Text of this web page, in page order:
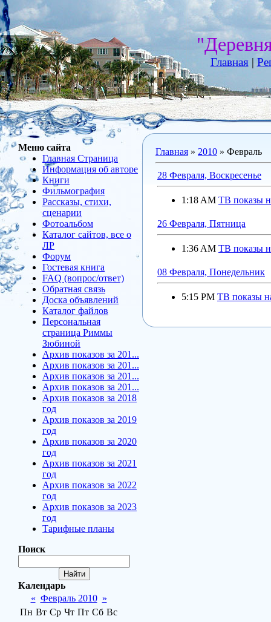
Главная|
Меню сайта
Главная Страница
Информация об авторе
Книги
Фильмография
Рассказы, стихи,
сценарии
Фотоальбом
Каталог сайтов, все о
ЛР
Форум
Гостевая книга
FAQ (вопрос/ответ)
Обратная связь
Доска объявлений
Каталог файлов
Персональная
страница Риммы
Зюбиной
Архив показов за 201...
Архив показов за 201...
Архив показов за 201...
Архив показов за 201...
Архив показов за 2018
год
Архив показов за 2019
год
Архив показов за 2020
год
Архив показов за 2021
год
Архив показов за 2022
год
Архив показов за 2023
год
Тарифные планы
Поиск
Календарь
« Февраль 2010 »
Пн Вт Ср Чт Пт Сб Вс
Главная » 2010 » Февраль
28 Февраля, Воскресенье
1:18 AM ТВ показы
26 Февраля, Пятница
1:36 AM ТВ показы
08 Февраля, Понедельник
5:15 PM ТВ показы